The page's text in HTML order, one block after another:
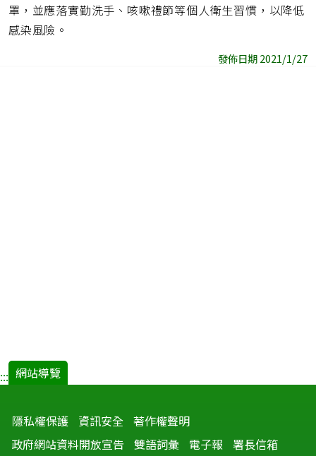
罩，並應落實勤洗手、咳嗽禮節等個人衛生習慣，以降低
感染風險。
發佈日期 2021/1/27
::: 網站導覽
隱私權保護 資訊安全 著作權聲明
政府網站資料開放宣告
雙語詞彙 電子報 署長信箱